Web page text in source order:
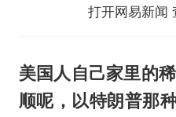
打开网易新闻
美国人自己家里的
顺呢，以特朗普那